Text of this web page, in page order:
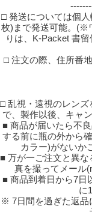
□ 発送については個
枚)まで発送可能。(※
りは、K-Packet 書
□ 注文の際、住所番
□ 乱視・遠視のレン
で、製作以後、キャ
■ 商品が届いたら不
する前に瓶の外から
カラー)がないか
■ 万が一ご注文と異
真を撮ってメール
■ 商品到着日から7日
に
※ 7日間を過ぎた返品